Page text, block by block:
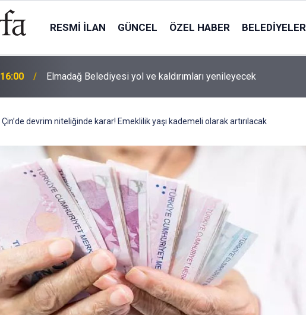
RESMI İLAN GÜNCEL ÖZEL HABER BELEDIYELER
16:00 Elmadağ Belediyesi yol ve kaldırımları yenileyecek
Çin’de devrim niteliğinde karar! Emeklilik yaşı kademeli olarak artırılacak